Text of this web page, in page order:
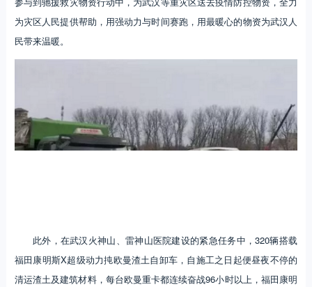
为灾区人民提供帮助，用强动力与时间赛跑，用最暖心的物资为武汉人
民带来温暖。
此外，在武汉火神山、雷神山医院建设的紧急任务中，320辆搭载
福田康明斯X超级动力扽欧曼渣土自卸车，自施工之日起便昼夜不停的
清运渣土及建筑材料，每台欧曼重卡都连续奋战96小时以上，福田康明